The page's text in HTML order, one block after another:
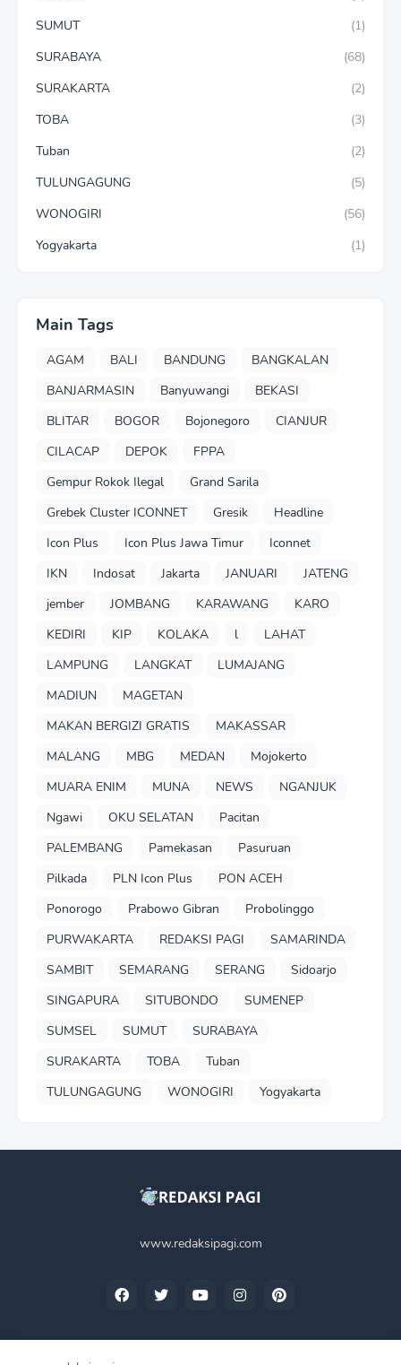
SUMUT
(1)
SURABAYA
(68)
SURAKARTA
(2)
TOBA
(3)
Tuban
(2)
TULUNGAGUNG
(5)
WONOGIRI
(56)
Yogyakarta
(1)
Main Tags
AGAM BALI BANDUNG
BANGKALAN
BANJARMASIN
Banyuwangi
BEKASI
BLITAR
BOGOR Bojonegoro
CIANJUR
CILACAP
DEPOK
FPPA
Gempur Rokok Ilegal
Grand Sarila
Grebek Cluster ICONNET
Gresik
Headline
Icon Plus
Icon Plus Jawa Timur
Iconnet
IKN
Indosat Jakarta JANUARI
JATENG
jember
JOMBANG KARAWANG
KARO
KEDIRI
KIP KOLAKA l
LAHAT
LAMPUNG
LANGKAT
LUMAJANG
MADIUN
MAGETAN
MAKAN BERGIZI GRATIS
MAKASSAR
MALANG
MBG MEDAN
Mojokerto
MUARA ENIM
MUNA NEWS
NGANJUK
Ngawi
OKU SELATAN
Pacitan
PALEMBANG
Pamekasan
Pasuruan
Pilkada
PLN Icon Plus
PON ACEH
Ponorogo
Prabowo Gibran
Probolinggo
PURWAKARTA
REDAKSI PAGI
SAMARINDA
SAMBIT
SEMARANG SERANG
Sidoarjo
SINGAPURA
SITUBONDO
SUMENEP
SUMSEL
SUMUT
SURABAYA
SURAKARTA
TOBA
Tuban
TULUNGAGUNG
WONOGIRI Yogyakarta
www.redaksipagi.com